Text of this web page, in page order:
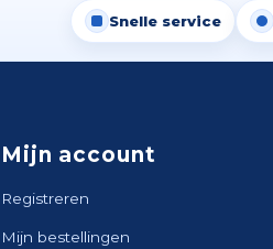
Snelle service
Mijn account
Registreren
Mijn bestellingen